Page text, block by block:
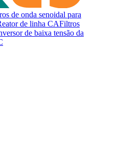
de onda senoidal para
de linha CAFiltros
de baixa tensão da